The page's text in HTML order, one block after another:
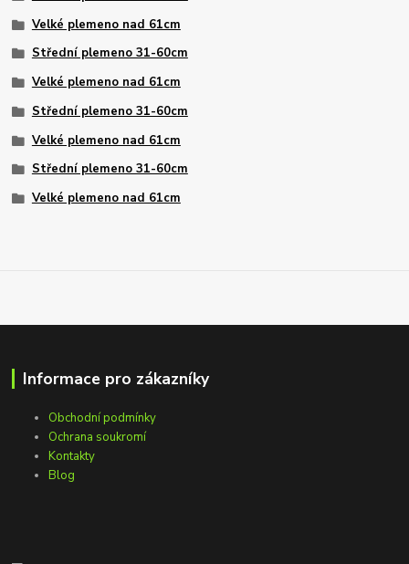
Velké plemeno nad 61cm
Střední plemeno 31-60cm
Velké plemeno nad 61cm
Střední plemeno 31-60cm
Velké plemeno nad 61cm
Střední plemeno 31-60cm
Velké plemeno nad 61cm
Informace pro zákazníky
Obchodní podmínky
Ochrana soukromí
Kontakty
Blog